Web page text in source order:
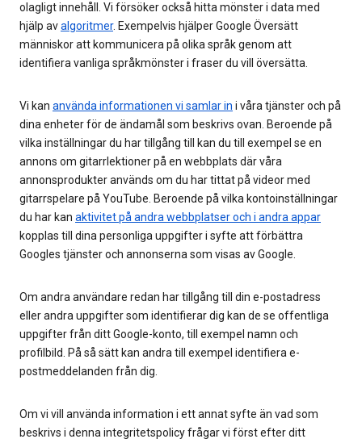
olagligt innehåll. Vi försöker också hitta mönster i data med
hjälp avalgoritmer. Exempelvis hjälper Google Översätt
människor att kommunicera på olika språk genom att
identifiera vanliga språkmönster i fraser du vill översätta.
Vi kan använda informationen vi samlar in i våra tjänster och på
dina enheter för de ändamål som beskrivs ovan. Beroende på
vilka inställningar du har tillgång till kan du till exempel se en
annons om gitarrlektioner på en webbplats där våra
annonsprodukter används om du har tittat på videor med
gitarrspelare på YouTube. Beroende på vilka kontoinställningar
du har kan aktivitet på andra webbplatser och i andra appar
kopplas till dina personliga uppgifter i syfte att förbättra
Googles tjänster och annonserna som visas av Google.
Om andra användare redan har tillgång till din e-postadress
eller andra uppgifter som identifierar dig kan de se offentliga
uppgifter från ditt Google-konto, till exempel namn och
profilbild. På så sätt kan andra till exempel identifiera e-
postmeddelanden från dig.
Om vi vill använda information i ett annat syfte än vad som
beskrivs i denna integritetspolicy frågar vi först efter ditt